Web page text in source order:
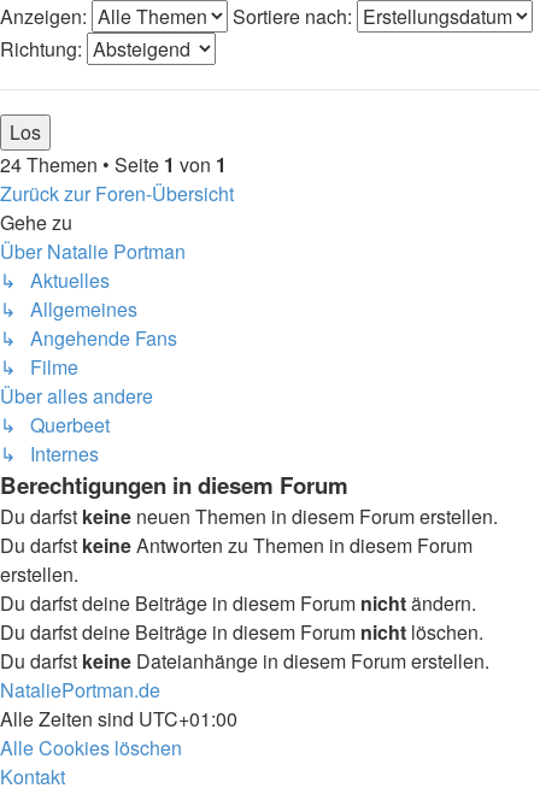
Anzeigen:
Sortiere nach:
Richtung:
24 Themen • Seite 1 von 1
Zurück zur Foren-Übersicht
Gehe zu
Über Natalie Portman
↳ Aktuelles
↳ Allgemeines
↳ Angehende Fans
↳ Filme
Über alles andere
↳ Querbeet
↳ Internes
Berechtigungen in diesem Forum
Du darfst keine neuen Themen in diesem Forum erstellen.
Du darfst keineAntworten zu Themen in diesem Forum
erstellen.
Du darfst deine Beiträge in diesem Forum nichtändern.
Du darfst deine Beiträge in diesem Forum nicht löschen.
Du darfst keine Dateianhänge in diesem Forum erstellen.
NataliePortman.de
Alle Zeiten sind UTC+01:00
Alle Cookies löschen
Kontakt